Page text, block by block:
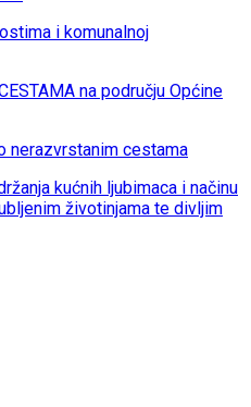
i komunalnoj
na području Općine
nerazvrstanim cestama
kućnih ljubimaca i načinu
životinjama te divljim